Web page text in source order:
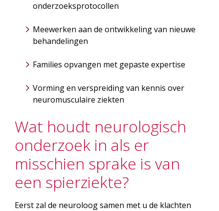
onderzoeksprotocollen
Meewerken aan de ontwikkeling van nieuwe
behandelingen
Families opvangen met gepaste expertise
Vorming en verspreiding van kennis over
neuromusculaire ziekten
Wat houdt neurologisch
onderzoek in als er
misschien sprake is van
een spierziekte?
Eerst zal de neuroloog samen met u de klachten